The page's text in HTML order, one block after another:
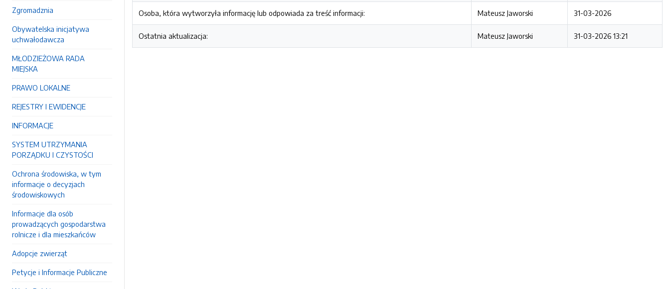
Zgromadznia
Obywatelska inicjatywa
uchwałodawcza
MŁODZIEŻOWA RADA
MIEJSKA
PRAWO LOKALNE
REJESTRY I EWIDENCJE
INFORMACJE
SYSTEM UTRZYMANIA
PORZĄDKU I CZYSTOŚCI
Ochrona środowiska, w tym
informacje o decyzjach
środowiskowych
Informacje dla osób
prowadzących gospodarstwa
rolnicze i dla mieszkańców
Adopcje zwierząt
Petycje i Informacje Publiczne
Osoba, która wytworzyła informację lub odpowiada za treść informacji: Mateusz Jaworski 31-03-2026
Ostatnia aktualizacja: Mateusz Jaworski 31-03-2026 13:21